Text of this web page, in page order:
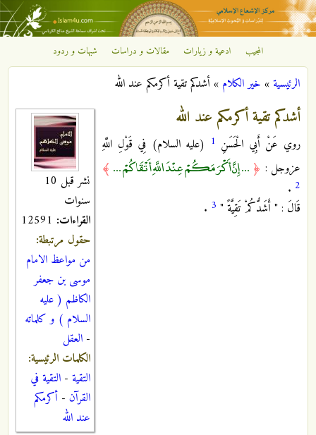
تجاوز إلى المحتوى الرئيسي
مركز
الإشعاع
الإسلامي
المجيب ادعية و زيارات مقالات و دراسات شبهات و ردود
أنت هنا
الرئيسية» خير الكلام »أشدكم تقية أكرمكم عند الله
نشر قبل 10
سنوات
القراءات:
حقول مرتبطة:
من مواعظ الامام
موسى بن جعفر
الكاظم ( عليه
السلام ) و كلماته
- العقل
الكلمات الرئيسية:
التقية - التقية في
القرآن - أكرمكم
عند الله
أشدكم تقية أكرمكم عند الله
روي عَنْ‏ أَبِي‏ الْحَسَنِ‏ 1 (عليه السلام) فِي قَوْلِ اللَّهِ‏
عزوجل : ﴿ ... إِنَّ أَكْرَمَكُمْ عِنْدَ اللَّهِ أَتْقَاكُمْ ... ﴾
2
.
قَالَ : " أَشَدُّكُمْ تَقِيَّةً " 3
.